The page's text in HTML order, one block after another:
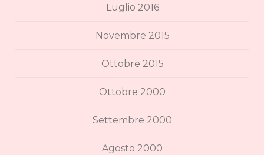
Luglio 2016
Novembre 2015
Ottobre 2015
Ottobre 2000
Settembre 2000
Agosto 2000